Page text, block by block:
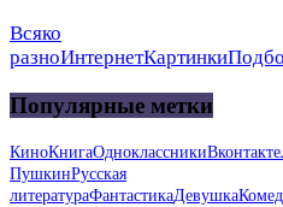
Всяко
разноИнтернетКартинки
Популярные метки
КиноКнигаОдноклассникиВконтакте
ПушкинРусская
литератураФантастикаДевушка